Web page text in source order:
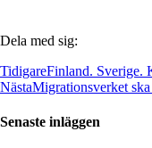
Dela med sig:
TidigareFinland. Sverige.
NästaMigrationsverket
Senaste inläggen